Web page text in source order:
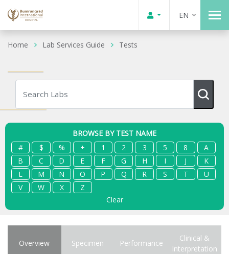
EN
Home Lab Services Guide Tests
BROWSE BY TEST NAME
#
$ % + 1 2 3 5 8
A
B
C D E F G H I J
K
L
M N O P Q R S T
U
V
W X
Z
Clear
Overview Specimen Performance
Clinical &
Interpretation